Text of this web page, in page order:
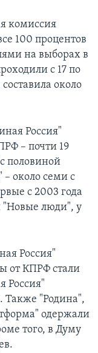
комиссия
100 процентов
на выборах в
с 17 по
около
Россия"
– почти 19
половиной
– около семи с
с 2003 года
"Новые люди", у
Россия"
от КПРФ стали
Россия"
Также "Родина",
одержали
того, в Думу